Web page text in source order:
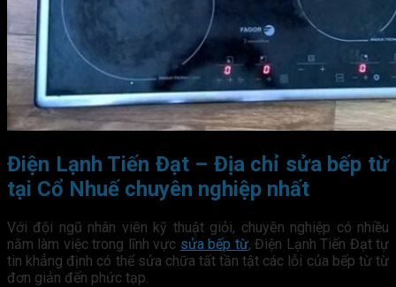
Điện Lạnh Tiến Đạt – Địa chỉ sửa bếp từ
tại Cổ Nhuế chuyên nghiệp nhất
Với đội ngũ nhân viên kỹ thuật giỏi, chuyên nghiệp có nhiều
năm làm việc trong lĩnh vực sửa bếp từ, Điện Lạnh Tiến Đạt tự
tin khẳng định có thể sửa chữa tất tần tật các lỗi của bếp từ từ
đơn giản đến phức tạp.